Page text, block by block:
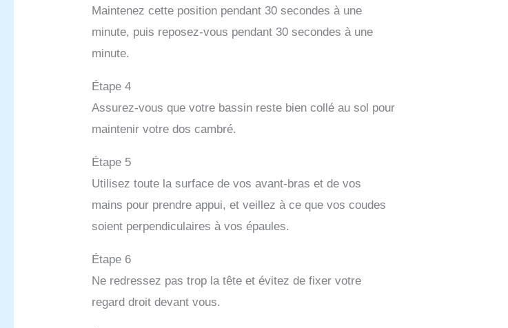
Maintenez cette position pendant 30 secondes à une
minute, puis reposez-vous pendant 30 secondes à une
minute.
Étape 4
Assurez-vous que votre bassin reste bien collé au sol pour
maintenir votre dos cambré.
Étape 5
Utilisez toute la surface de vos avant-bras et de vos
mains pour prendre appui, et veillez à ce que vos coudes
soient perpendiculaires à vos épaules.
Étape 6
Ne redressez pas trop la tête et évitez de fixer votre
regard droit devant vous.